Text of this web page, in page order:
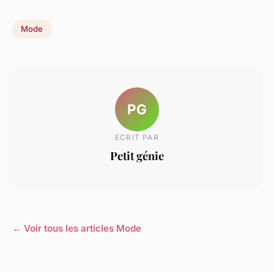
Mode
PG
ECRIT PAR
Petit génie
← Voir tous les articles Mode